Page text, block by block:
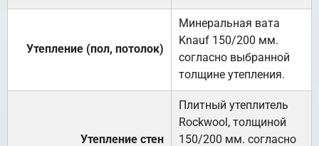
Утепление (пол, потолок)
Минеральная вата
Knauf 150/200 мм.
согласно выбранной
толщине утепления.
Утепление стен
Плитный утеплитель
Rockwool, толщиной
150/200 мм. согласно